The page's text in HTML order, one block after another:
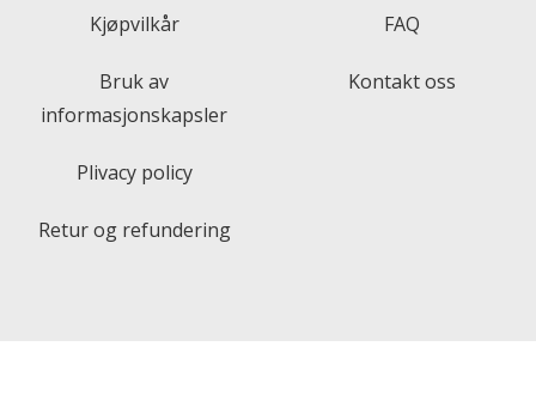
Kjøpvilkår
Bruk av
informasjonskapsler
Plivacy policy
Retur og refundering
FAQ
Kontakt oss